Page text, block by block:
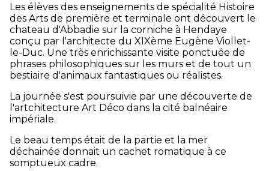
Les élèves des enseignements de spécialité Histoire
des Arts de première et terminale ont découvert le
chateau d'Abbadie sur la corniche à Hendaye
conçu par l'architecte du XIXème Eugène Viollet-
le-Duc. Une très enrichissante visite ponctuée de
phrases philosophiques sur les murs et de tout un
bestiaire d'animaux fantastiques ou réalistes.
La journée s'est poursuivie par une découverte de
l'artchitecture Art Déco dans la cité balnéaire
impériale.
Le beau temps était de la partie et la mer
déchainée donnait un cachet romatique à ce
somptueux cadre.